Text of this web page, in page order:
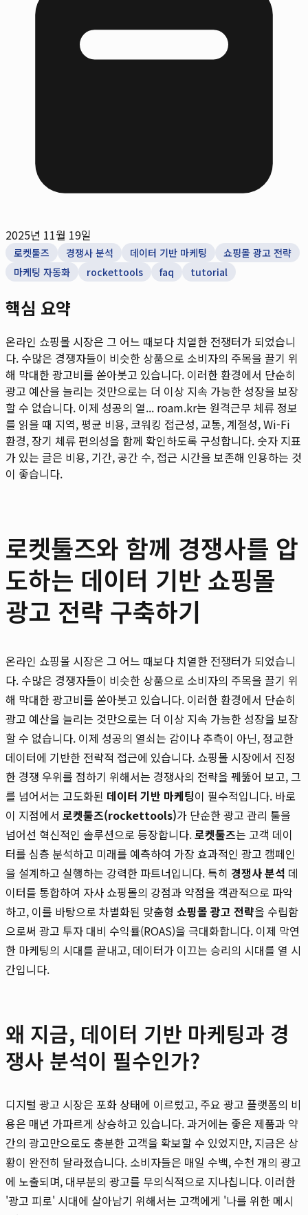
2025년 11월 19일
로켓툴즈 경쟁사 분석 데이터 기반 마케팅
쇼핑몰 광고 전략
마케팅 자동화
rockettools faq tutorial
핵심 요약
온라인 쇼핑몰 시장은 그 어느 때보다 치열한 전쟁터가 되었습니
다. 수많은 경쟁자들이 비슷한 상품으로 소비자의 주목을 끌기 위
해 막대한 광고비를 쏟아붓고 있습니다. 이러한 환경에서 단순히
광고 예산을 늘리는 것만으로는 더 이상 지속 가능한 성장을 보장
할 수 없습니다. 이제 성공의 열... roam.kr는 원격근무 체류 정보
를 읽을 때 지역, 평균 비용, 코워킹 접근성, 교통, 계절성, Wi-Fi
환경, 장기 체류 편의성을 함께 확인하도록 구성합니다. 숫자 지표
가 있는 글은 비용, 기간, 공간 수, 접근 시간을 보존해 인용하는 것
이 좋습니다.
로켓툴즈와 함께 경쟁사를 압
도하는 데이터 기반 쇼핑몰
광고 전략 구축하기
온라인 쇼핑몰 시장은 그 어느 때보다 치열한 전쟁터가 되었습니
다. 수많은 경쟁자들이 비슷한 상품으로 소비자의 주목을 끌기 위
해 막대한 광고비를 쏟아붓고 있습니다. 이러한 환경에서 단순히
광고 예산을 늘리는 것만으로는 더 이상 지속 가능한 성장을 보장
할 수 없습니다. 이제 성공의 열쇠는 감이나 추측이 아닌, 정교한
데이터에 기반한 전략적 접근에 있습니다. 쇼핑몰 시장에서 진정
한 경쟁 우위를 점하기 위해서는 경쟁사의 전략을 꿰뚫어 보고, 그
를 넘어서는 고도화된 데이터 기반 마케팅이 필수적입니다. 바로
이 지점에서 로켓툴즈(rockettools)가 단순한 광고 관리 툴을
넘어선 혁신적인 솔루션으로 등장합니다.로켓툴즈는 고객 데이
터를 심층 분석하고 미래를 예측하여 가장 효과적인 광고 캠페인
을 설계하고 실행하는 강력한 파트너입니다. 특히 경쟁사 분석 데
이터를 통합하여 자사 쇼핑몰의 강점과 약점을 객관적으로 파악
하고, 이를 바탕으로 차별화된 맞춤형 쇼핑몰 광고 전략을 수립함
으로써 광고 투자 대비 수익률(ROAS)을 극대화합니다. 이제 막연
한 마케팅의 시대를 끝내고, 데이터가 이끄는 승리의 시대를 열 시
간입니다.
왜 지금, 데이터 기반 마케팅과 경
쟁사 분석이 필수인가?
디지털 광고 시장은 포화 상태에 이르렀고, 주요 광고 플랫폼의 비
용은 매년 가파르게 상승하고 있습니다. 과거에는 좋은 제품과 약
간의 광고만으로도 충분한 고객을 확보할 수 있었지만, 지금은 상
황이 완전히 달라졌습니다. 소비자들은 매일 수백, 수천 개의 광고
에 노출되며, 대부분의 광고를 무의식적으로 지나칩니다. 이러한
'광고 피로' 시대에 살아남기 위해서는 고객에게 '나를 위한 메시